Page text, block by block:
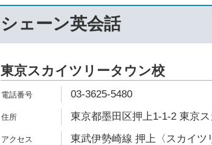
シェーン英会話
東京スカイツリータウン校
03-3625-5480
東京都墨田区押上1-1-2 東京
東武伊勢崎線 押上〈スカイツ